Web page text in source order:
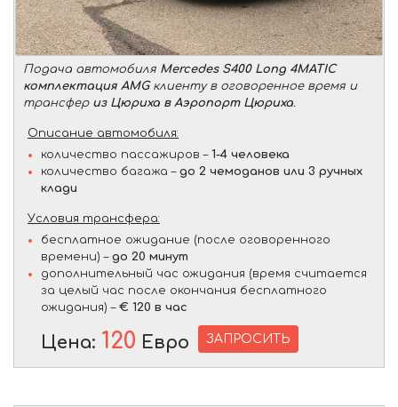
Подача автомобиля Mercedes S400 Long 4MATIC
комплектация AMGклиенту в оговоренное время и
трансфер из Цюриха в Аэропорт Цюриха.
Описание автомобиля:
количество пассажиров – 1-4 человека
количество багажа – до 2 чемоданов или 3 ручных
клади
Условия трансфера:
бесплатное ожидание (после оговоренного
времени) – до 20 минут
дополнительный час ожидания (время считается
за целый час после окончания бесплатного
ожидания) – € 120 в час
Цена: 120 Евро ЗАПРОСИТЬ